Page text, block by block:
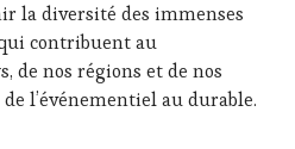
la diversité des immenses
contribuent au
de nos régions et de nos
l’événementiel au durable.